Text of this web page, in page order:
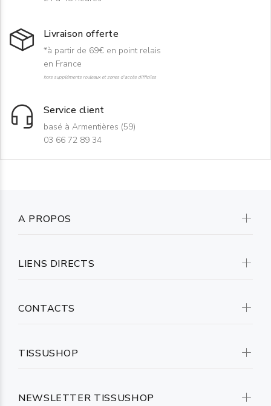
Livraison offerte
*à partir de 69€ en point relais
en France
hors suppléments rouleaux et zones d'accès difficiles
Service client
basé à Armentières (59)
03 66 72 89 34
NEWSLETTER TISSUSHOP
A PROPOS
LIENS DIRECTS
CONTACTS
TISSUSHOP